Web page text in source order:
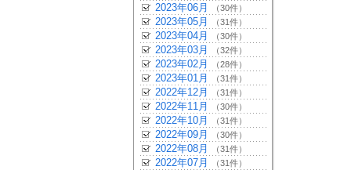
2023年06月 （30件）
2023年05月 （31件）
2023年04月 （30件）
2023年03月 （32件）
2023年02月 （28件）
2023年01月 （31件）
2022年12月 （31件）
2022年11月 （30件）
2022年10月 （31件）
2022年09月 （30件）
2022年08月 （31件）
2022年07月 （31件）